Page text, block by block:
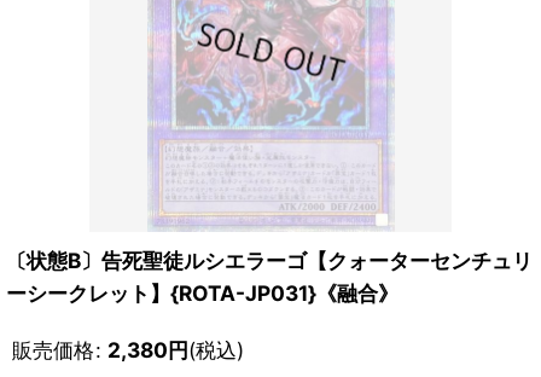
〔状態B〕告死聖徒ルシエラーゴ【クォーターセンチュリ
ーシークレット】{ROTA-JP031}《融合》
販売価格: 2,380円(税込)